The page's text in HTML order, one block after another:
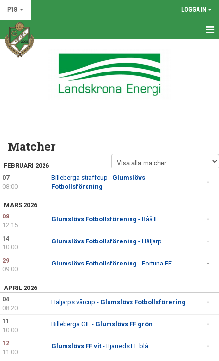
P18 LOGGA IN
HEM
DOKUMENT
Matcher
FEBRUARI 2026
07
08:00
Billeberga straffcup - Glumslövs
Fotbollsförening
-
MARS 2026
08
12:15
Glumslövs Fotbollsförening - Råå IF -
14
10:00
Glumslövs Fotbollsförening - Häljarp -
29
09:00
Glumslövs Fotbollsförening - Fortuna FF -
APRIL 2026
04
08:20
Häljarps vårcup - Glumslövs Fotbollsförening -
11
10:00
Billeberga GIF - Glumslövs FF grön -
12
11:00
Glumslövs FF vit - Bjärreds FF blå -